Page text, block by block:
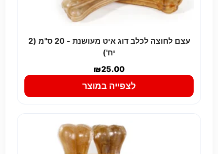
עצם לחוצה לכלב דוג איט מעושנת - 20 ס"מ (2
יח')
₪25.00
לצפייה במוצר